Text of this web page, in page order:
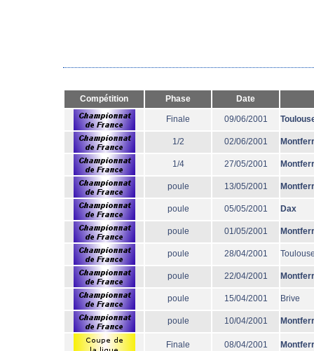
Compétition Phase Date
Finale 09/06/2001
1/2 02/06/2001
1/4 27/05/2001
poule 13/05/2001
poule 05/05/2001 Dax
poule 01/05/2001
poule 28/04/2001
poule 22/04/2001
poule 15/04/2001 Brive
poule 10/04/2001
Finale 08/04/2001